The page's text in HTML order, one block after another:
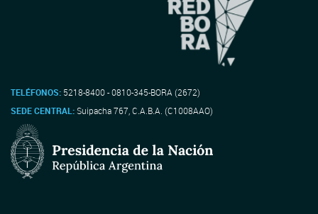
TELÉFONOS: 5218-8400 - 0810-345-BORA (2672)
SEDE CENTRAL:Suipacha 767, C.A.B.A. (C1008AAO)